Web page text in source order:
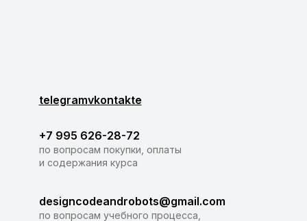
telegramvkontakte
designcodeandrobots@gmail.com
по вопросам учебного процесса,
+7 995 626-28-72
по вопросам покупки, оплаты
и содержания курса